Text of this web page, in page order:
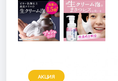
АКЦИЯ